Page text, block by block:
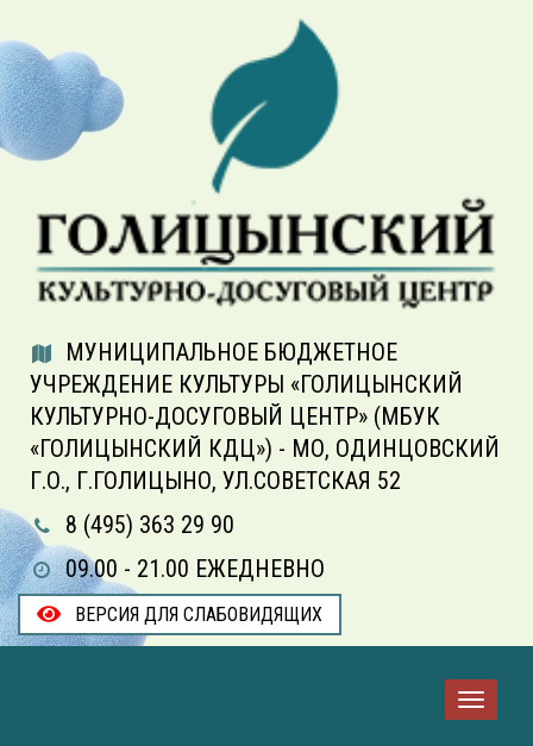
МУНИЦИПАЛЬНОЕ БЮДЖЕТНОЕ
УЧРЕЖДЕНИЕ КУЛЬТУРЫ «ГОЛИЦЫНСКИЙ
КУЛЬТУРНО-ДОСУГОВЫЙ ЦЕНТР» (МБУК
«ГОЛИЦЫНСКИЙ КДЦ») - МО, ОДИНЦОВСКИЙ
Г.О., Г.ГОЛИЦЫНО, УЛ.СОВЕТСКАЯ 52
8 (495) 363 29 90
09.00 - 21.00 ЕЖЕДНЕВНО
ВЕРСИЯ ДЛЯ СЛАБОВИДЯЩИХ